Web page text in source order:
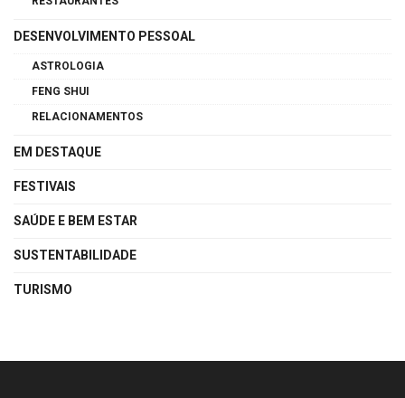
DESENVOLVIMENTO PESSOAL
ASTROLOGIA
FENG SHUI
RELACIONAMENTOS
EM DESTAQUE
FESTIVAIS
SAÚDE E BEM ESTAR
SUSTENTABILIDADE
TURISMO